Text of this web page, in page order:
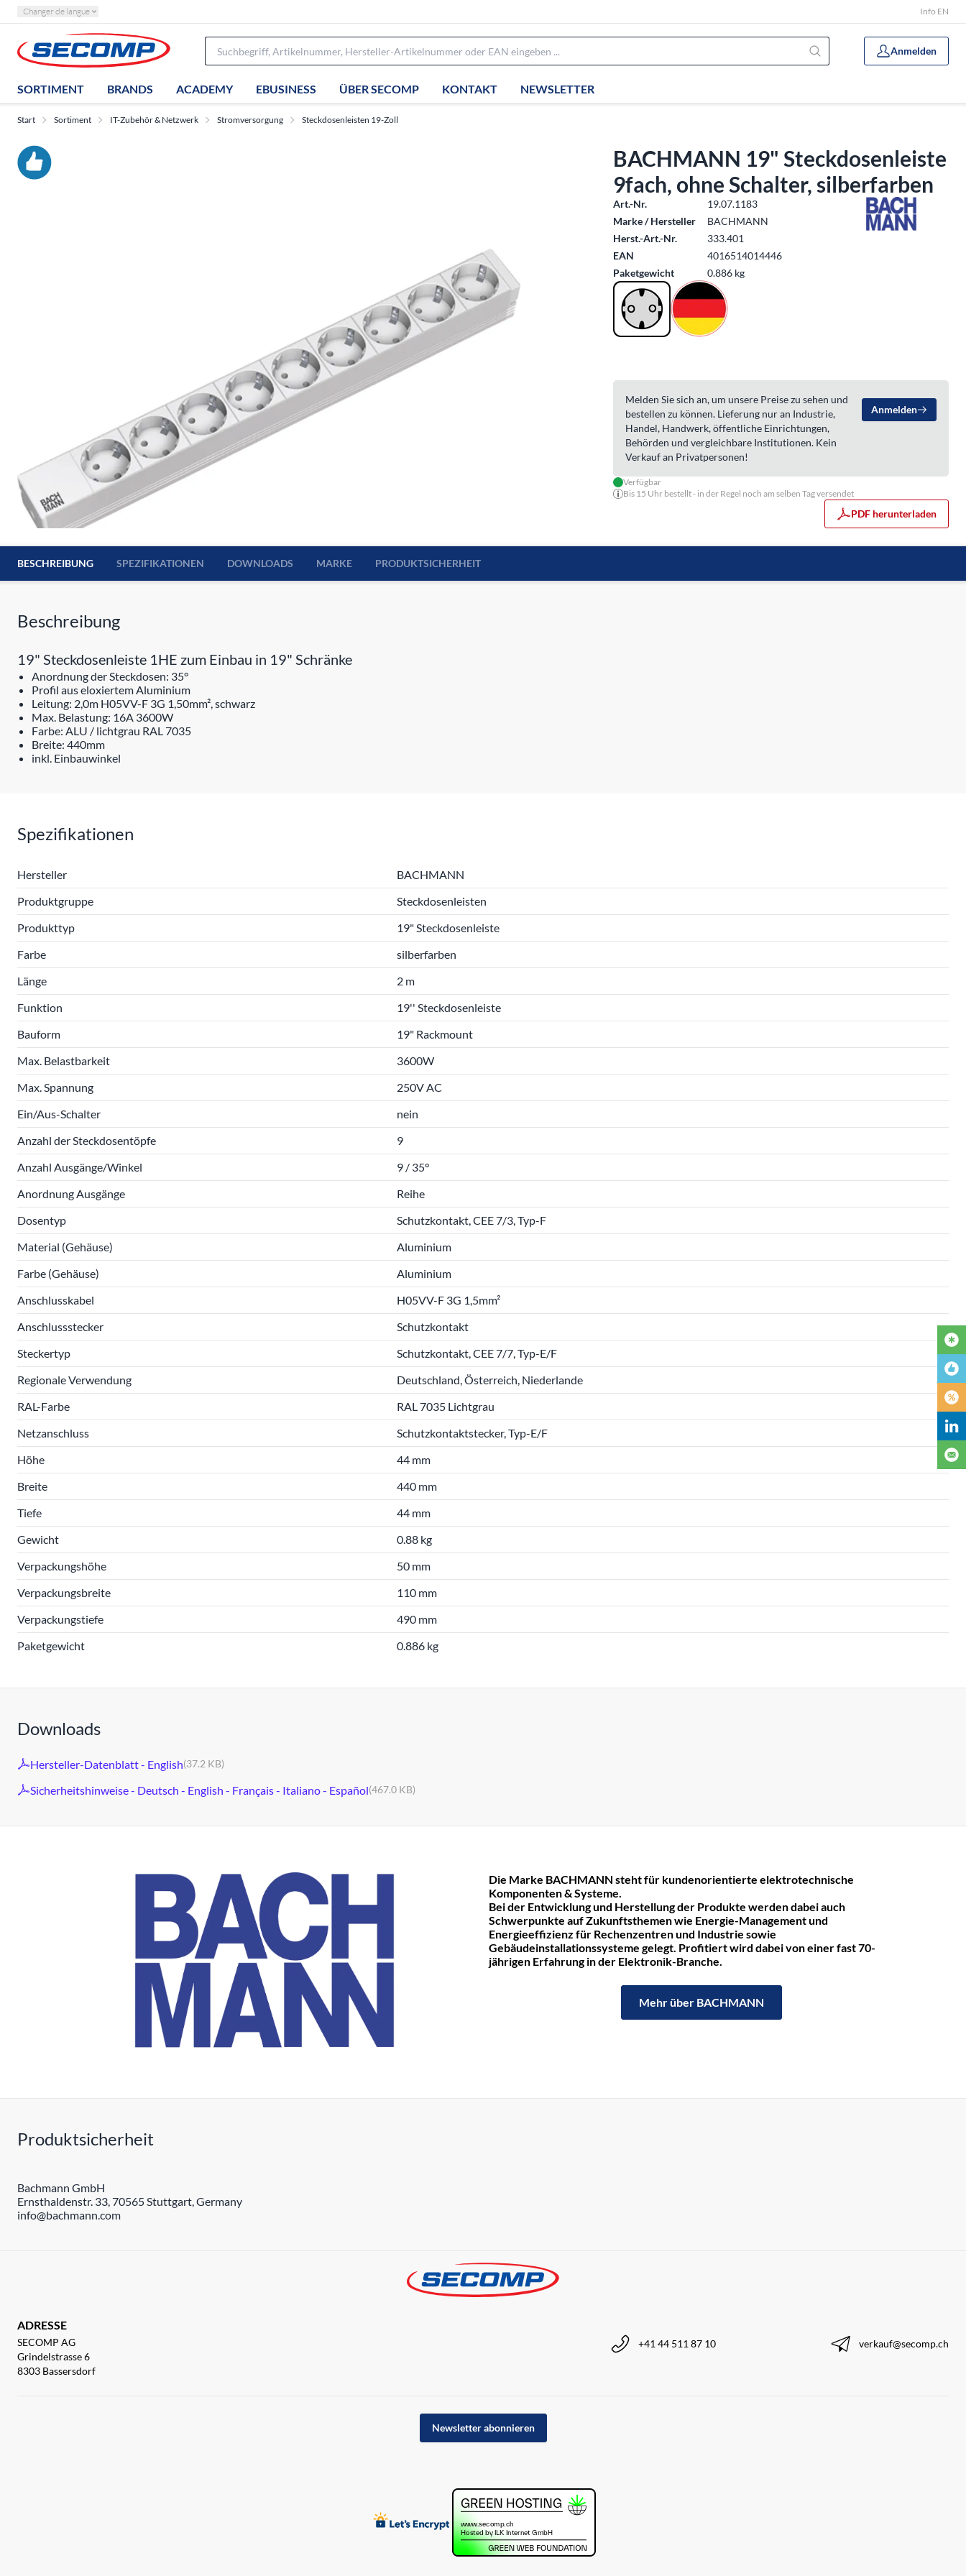
Changer de langue Info EN
Anmelden
SORTIMENT BRANDS ACADEMY EBUSINESS ÜBER SECOMP KONTAKT NEWSLETTER
Start Sortiment IT-Zubehör & Netzwerk Stromversorgung Steckdosenleisten 19-Zoll
BACHMANN 19" Steckdosenleiste
9fach, ohne Schalter, silberfarben
Art.-Nr.
19.07.1183
Marke / Hersteller
BACHMANN
Herst.-Art.-Nr.
333.401
EAN
4016514014446
Paketgewicht
0.886 kg
Melden Sie sich an, um unsere Preise zu sehen und
bestellen zu können. Lieferung nur an Industrie,
Handel, Handwerk, öffentliche Einrichtungen,
Behörden und vergleichbare Institutionen. Kein
Verkauf an Privatpersonen!
Anmelden
Verfügbar
Bis 15 Uhr bestellt - in der Regel noch am selben Tag versendet
PDF herunterladen
BESCHREIBUNG SPEZIFIKATIONEN DOWNLOADS MARKE PRODUKTSICHERHEIT
Beschreibung
19" Steckdosenleiste 1HE zum Einbau in 19" Schränke
Anordnung der Steckdosen: 35°
Profil aus eloxiertem Aluminium
Leitung: 2,0m H05VV-F 3G 1,50mm², schwarz
Max. Belastung: 16A 3600W
Farbe: ALU / lichtgrau RAL 7035
Breite: 440mm
inkl. Einbauwinkel
Spezifikationen
Hersteller
BACHMANN
Produktgruppe
Steckdosenleisten
Produkttyp
19" Steckdosenleiste
Farbe
silberfarben
Länge
2 m
Funktion
19'' Steckdosenleiste
Bauform
19" Rackmount
Max. Belastbarkeit
3600W
Max. Spannung
250V AC
Ein/Aus-Schalter
nein
Anzahl der Steckdosentöpfe
9
Anzahl Ausgänge/Winkel
9 / 35°
Anordnung Ausgänge
Reihe
Dosentyp
Schutzkontakt, CEE 7/3, Typ-F
Material (Gehäuse)
Aluminium
Farbe (Gehäuse)
Aluminium
Anschlusskabel
H05VV-F 3G 1,5mm²
Anschlussstecker
Schutzkontakt
Steckertyp
Schutzkontakt, CEE 7/7, Typ-E/F
Regionale Verwendung
Deutschland, Österreich, Niederlande
RAL-Farbe
RAL 7035 Lichtgrau
Netzanschluss
Schutzkontaktstecker, Typ-E/F
Höhe
44 mm
Breite
440 mm
Tiefe
44 mm
Gewicht
0.88 kg
Verpackungshöhe
50 mm
Verpackungsbreite
110 mm
Verpackungstiefe
490 mm
Paketgewicht
0.886 kg
Downloads
Hersteller-Datenblatt - English(37.2 KB)
Sicherheitshinweise - Deutsch - English - Français - Italiano - Español(467.0 KB)
Die Marke BACHMANN steht für kundenorientierte elektrotechnische
Komponenten & Systeme.
Bei der Entwicklung und Herstellung der Produkte werden dabei auch
Schwerpunkte auf Zukunftsthemen wie Energie-Management und
Energieeffizienz für Rechenzentren und Industrie sowie
Gebäudeinstallationssysteme gelegt. Profitiert wird dabei von einer fast 70-
jährigen Erfahrung in der Elektronik-Branche.
Mehr über BACHMANN
Produktsicherheit
Bachmann GmbH
Ernsthaldenstr. 33, 70565 Stuttgart, Germany
info@bachmann.com
ADRESSE
SECOMP AG
Grindelstrasse 6
8303 Bassersdorf
+41 44 511 87 10 verkauf@secomp.ch
Newsletter abonnieren